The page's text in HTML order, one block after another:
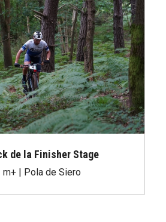
de la Finisher Stage
m+ | Pola de Siero